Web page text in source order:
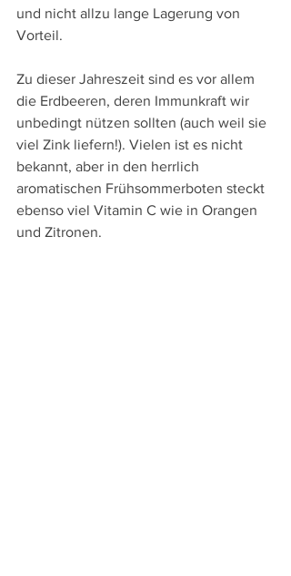
und nicht allzu lange Lagerung von
Vorteil.
Zu dieser Jahreszeit sind es vor allem
die Erdbeeren, deren Immunkraft wir
unbedingt nützen sollten (auch weil sie
viel Zink liefern!). Vielen ist es nicht
bekannt, aber in den herrlich
aromatischen Frühsommerboten steckt
ebenso viel Vitamin C wie in Orangen
und Zitronen.